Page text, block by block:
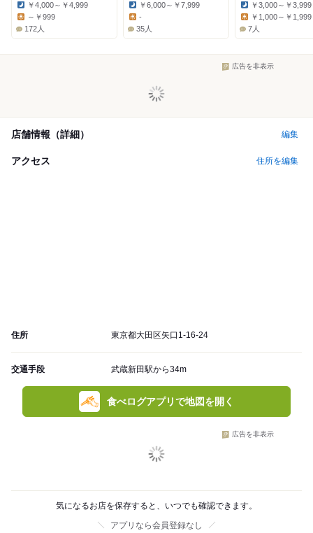
Dinner:
￥4,000～￥4,999
～￥999
172人
Dinner:
￥6,000～￥7,999
Lunch:
-
35人
Dinner:
￥3,000～￥3,999
Lunch:
￥1,000～￥1,999
7人
広告を非表示
店舗情報（詳細） 編集
アクセス 住所を編集
住所 東京都大田区矢口1-16-24
交通手段 武蔵新田駅から34m
食べログアプリで地図を開く
広告を非表示
気になるお店を保存すると、いつでも確認できます。
アプリなら会員登録なし